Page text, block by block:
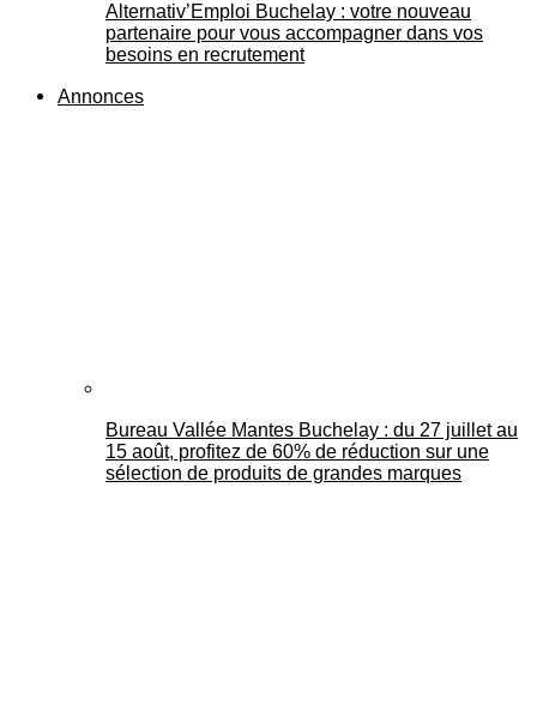
Alternativ’Emploi Buchelay : votre nouveau
partenaire pour vous accompagner dans vos
besoins en recrutement
Annonces
Bureau Vallée Mantes Buchelay : du 27 juillet au
15 août, profitez de 60% de réduction sur une
sélection de produits de grandes marques